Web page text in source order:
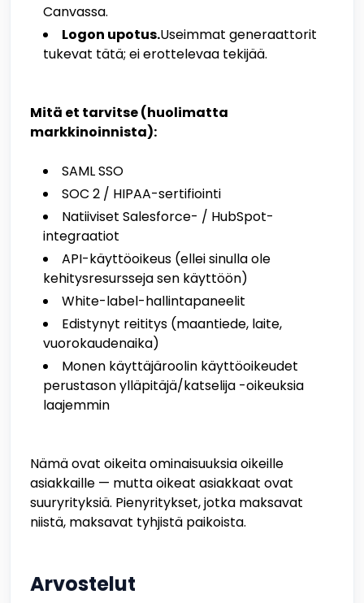
Canvassa.
Logon upotus.Useimmat generaattorit
tukevat tätä; ei erottelevaa tekijää.
Mitä et tarvitse (huolimatta
markkinoinnista):
SAML SSO
SOC 2 / HIPAA-sertifiointi
Natiiviset Salesforce- / HubSpot-
integraatiot
API-käyttöoikeus (ellei sinulla ole
kehitysresursseja sen käyttöön)
White-label-hallintapaneelit
Edistynyt reititys (maantiede, laite,
vuorokaudenaika)
Monen käyttäjäroolin käyttöoikeudet
perustason ylläpitäjä/katselija -oikeuksia
laajemmin
Nämä ovat oikeita ominaisuuksia oikeille
asiakkaille — mutta oikeat asiakkaat ovat
suuryrityksiä. Pienyritykset, jotka maksavat
niistä, maksavat tyhjistä paikoista.
Arvostelut